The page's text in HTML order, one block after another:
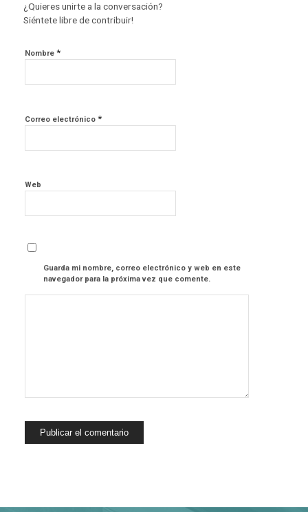
¿Quieres unirte a la conversación?
Siéntete libre de contribuir!
Nombre *
Correo electrónico *
Web
Guarda mi nombre, correo electrónico y web en este
navegador para la próxima vez que comente.